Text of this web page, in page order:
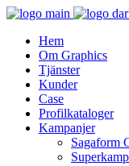
Hem
Om Graphics
Tjänster
Kunder
Case
Profilkataloger
Kampanjer
Sagaform